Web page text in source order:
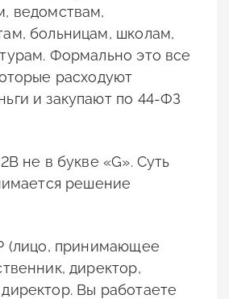
ведомствам,
больницам, школам,
Формально это все
расходуют
и закупают по 44-ФЗ
не в букве «G». Суть
решение
(лицо, принимающее
директор,
Вы работаете